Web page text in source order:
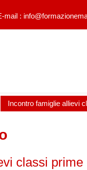
mail :
Incontro famiglie allievi
classi prime